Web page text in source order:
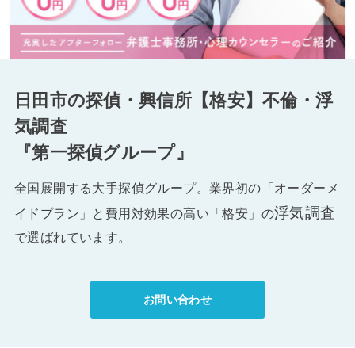
日田市の探偵・興信所【格安】不倫・浮
気調査
『第一探偵グループ』
全国展開する大手探偵グループ。業界初の「オーダーメ
イドプラン」と費用対効果の高い「格安」の浮気調査
で選ばれています。
お問い合わせ